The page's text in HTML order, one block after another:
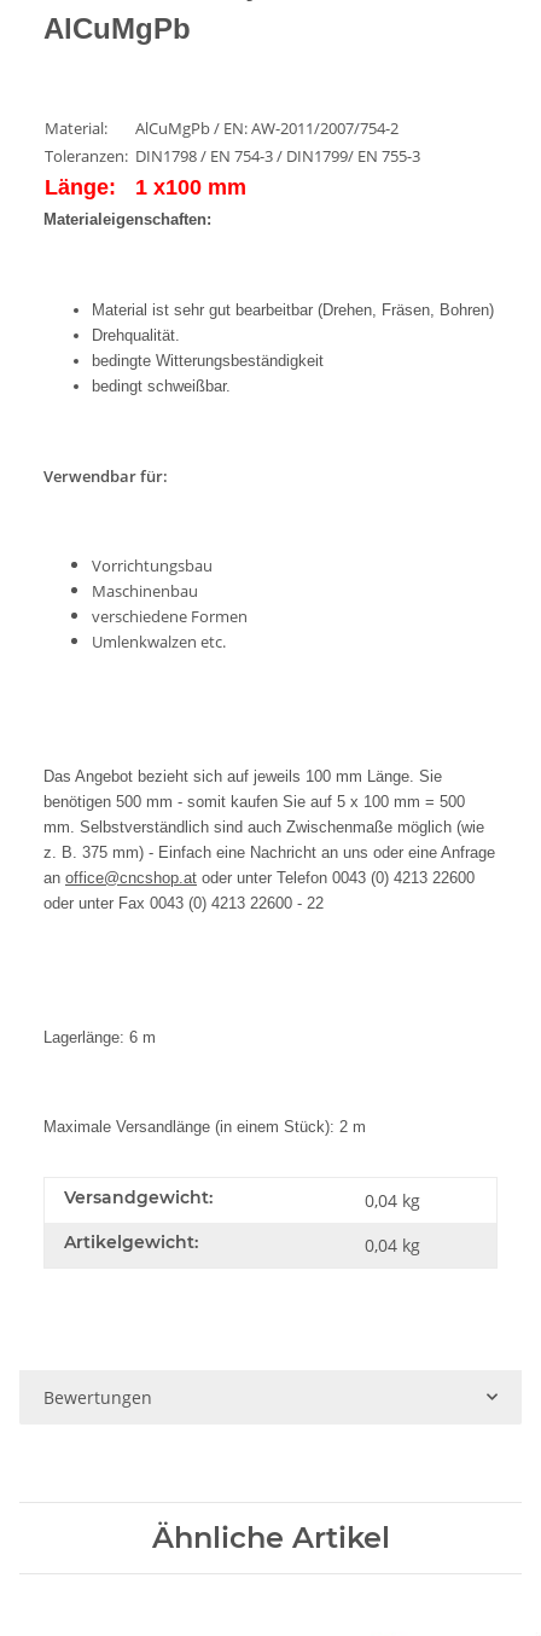
AlCuMgPb
Material:
AlCuMgPb / EN: AW-2011/2007/754-2
Toleranzen: DIN1798 / EN 754-3 / DIN1799/ EN 755-3
Länge: 1 x100 mm
Materialeigenschaften:
Material ist sehr gut bearbeitbar (Drehen, Fräsen, Bohren)
Drehqualität.
bedingte Witterungsbeständigkeit
bedingt schweißbar.
Verwendbar für:
Vorrichtungsbau
Maschinenbau
verschiedene Formen
Umlenkwalzen etc.
Das Angebot bezieht sich auf jeweils 100 mm Länge. Sie
benötigen 500 mm - somit kaufen Sie auf 5 x 100 mm = 500
mm. Selbstverständlich sind auch Zwischenmaße möglich (wie
z. B. 375 mm) - Einfach eine Nachricht an uns oder eine Anfrage
an office@cncshop.at oder unter Telefon 0043 (0) 4213 22600
oder unter Fax 0043 (0) 4213 22600 - 22
Lagerlänge: 6 m
Maximale Versandlänge (in einem Stück): 2 m
Versandgewicht: 0,04 kg
Artikelgewicht: 0,04 kg
Bewertungen
Ähnliche Artikel